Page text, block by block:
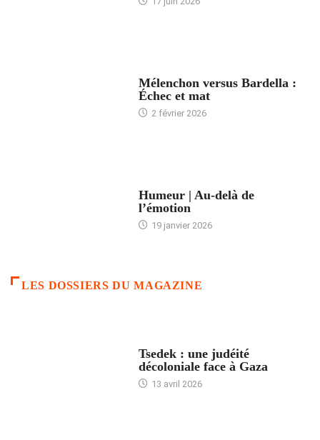
Mélenchon versus Bardella :
Échec et mat
2 février 2026
Humeur | Au-delà de
l’émotion
19 janvier 2026
LES DOSSIERS DU MAGAZINE
Tsedek : une judéité
décoloniale face à Gaza
13 avril 2026